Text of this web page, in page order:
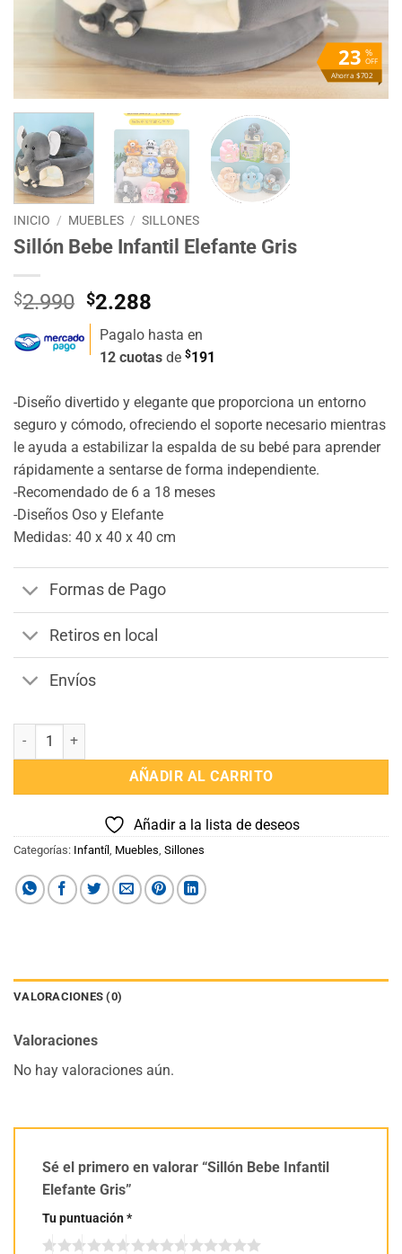
%
OFF
23
Ahorra $702
INICIO / MUEBLES / SILLONES
Sillón Bebe Infantil Elefante Gris
$2.990 El
precio
original
era:
$2.288
actual
es:
Pagalo hasta en
12 cuotas de $191
-Diseño divertido y elegante que proporciona un entorno
seguro y cómodo, ofreciendo el soporte necesario mientras
le ayuda a estabilizar la espalda de su bebé para aprender
rápidamente a sentarse de forma independiente.
-Recomendado de 6 a 18 meses
-Diseños Oso y Elefante
Medidas: 40 x 40 x 40 cm
Formas de Pago
Retiros en local
Envíos
Sillón Bebe Infantil Elefante Gris cantidad
AÑADIR AL CARRITO
Añadir a la lista de deseos
Categorías: Infantíl Muebles Sillones
VALORACIONES (0)
Valoraciones
No hay valoraciones aún.
Sé el primero en valorar “Sillón Bebe Infantil
Elefante Gris”
Tu puntuación*